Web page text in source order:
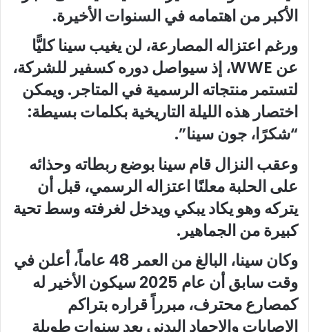
الأكبر من اهتمامه في السنوات الأخيرة.
ورغم اعتزاله المصارعة، لن يغيب سينا كليًّا
عن WWE، إذ سيواصل دوره كسفير للشركة،
لتستمر منتجاته الرسمية في المتاجر. ويمكن
اختصار هذه الليلة التاريخية بكلمات بسيطة:
“شكرًا، جون سينا”.
وعقب النزال قام سينا بوضع ربطاته وحذائه
على الحلبة معلنًا اعتزاله الرسمي، قبل أن
يتركه وهو يكاد يبكي ويدخل لغرفته وسط تحية
كبيرة من الجماهير.
وكان سينا، البالغ من العمر 48 عاماً، أعلن في
وقت سابق أن عام 2025 سيكون الأخير له
كمصارع محترف، مبرراً قراره بتراكم
الإصابات والإجهاد البدني بعد سنوات طويلة